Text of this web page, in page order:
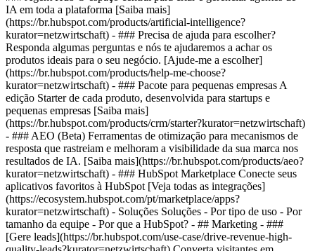
IA em toda a plataforma [Saiba mais]
(https://br.hubspot.com/products/artificial-intelligence?
kurator=netzwirtschaft) - ### Precisa de ajuda para escolher?
Responda algumas perguntas e nós te ajudaremos a achar os
produtos ideais para o seu negócio. [Ajude-me a escolher]
(https://br.hubspot.com/products/help-me-choose?
kurator=netzwirtschaft) - ### Pacote para pequenas empresas A
edição Starter de cada produto, desenvolvida para startups e
pequenas empresas [Saiba mais]
(https://br.hubspot.com/products/crm/starter?kurator=netzwirtschaft)
- ### AEO (Beta) Ferramentas de otimização para mecanismos de
resposta que rastreiam e melhoram a visibilidade da sua marca nos
resultados de IA. [Saiba mais](https://br.hubspot.com/products/aeo?
kurator=netzwirtschaft) - ### HubSpot Marketplace Conecte seus
aplicativos favoritos à HubSpot [Veja todas as integrações]
(https://ecosystem.hubspot.com/pt/marketplace/apps?
kurator=netzwirtschaft) - Soluções Soluções - Por tipo de uso - Por
tamanho da equipe - Por que a HubSpot? - ## Marketing - ###
[Gere leads](https://br.hubspot.com/use-case/drive-revenue-high-